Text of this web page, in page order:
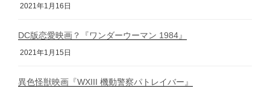
2021年1月16日
DC版恋愛映画？『ワンダーウーマン 1984』
2021年1月15日
異色怪獣映画『WXIII 機動警察パトレイバー』